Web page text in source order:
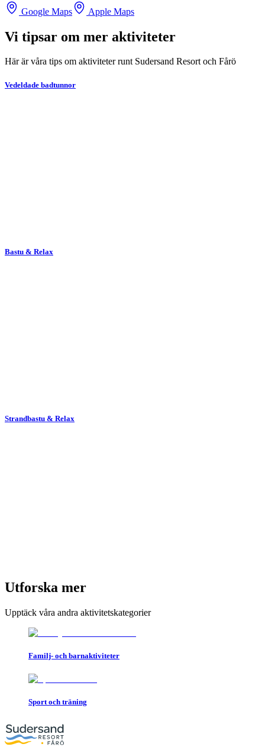
Google Maps Apple Maps
Vi tipsar om mer aktiviteter
Här är våra tips om aktiviteter runt Sudersand Resort och Fårö
Vedeldade badtunnor
Bastu & Relax
Strandbastu & Relax
Utforska mer
Upptäck våra andra aktivitetskategorier
Familj- och barnaktiviteter
Sport och träning